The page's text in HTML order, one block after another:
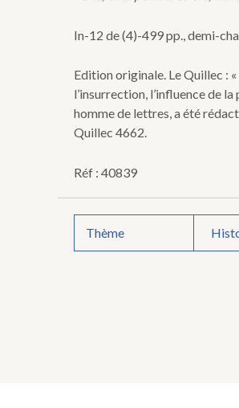
Extraits
dispositions
par
commission
d'enquête,
classés,
résumés.
In-12 de (4)-499 pp., demi-
Edition originale. Le Quillec :
l’insurrection, l’influence de
homme de lettres, a été
Quillec 4662.
Réf : 40839
Thème